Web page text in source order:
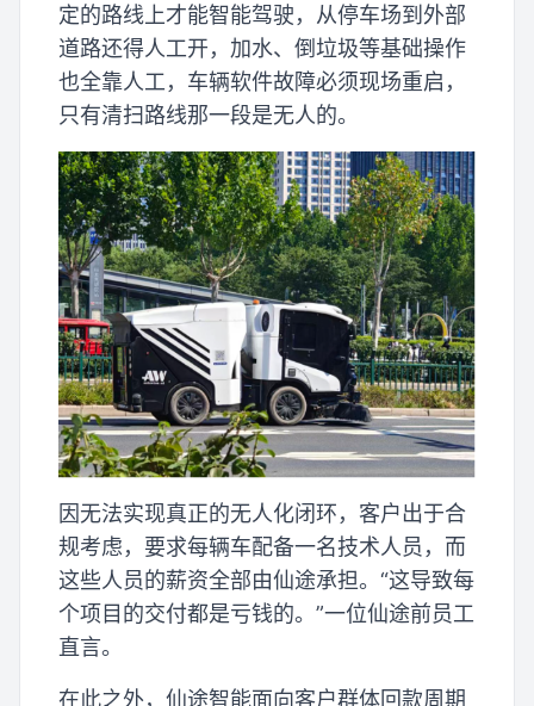
定的路线上才能智能驾驶，从停车场到外部
道路还得人工开，加水、倒垃圾等基础操作
也全靠人工，车辆软件故障必须现场重启，
只有清扫路线那一段是无人的。
因无法实现真正的无人化闭环，客户出于合
规考虑，要求每辆车配备一名技术人员，而
这些人员的薪资全部由仙途承担。“这导致每
个项目的交付都是亏钱的。”一位仙途前员工
直言。
在此之外，仙途智能面向客户群体回款周期